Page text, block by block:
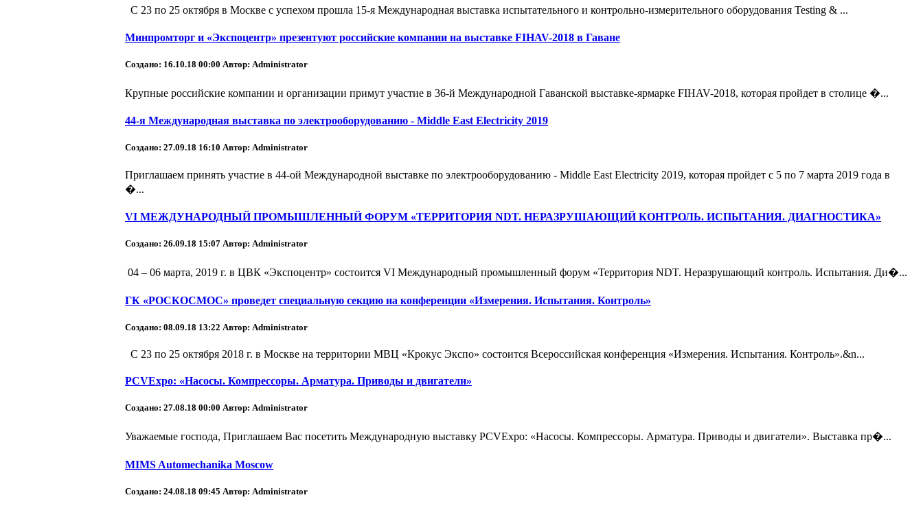
С 23 по 25 октября в Москве с успехом прошла 15-я Международная выставка испытательного и контрольно-измерительного оборудования Testing & ...
Минпромторг и «Экспоцентр» презентуют российские компании на выставке FIHAV-2018 в Гаване
Создано: 16.10.18 00:00 Автор: Administrator
Крупные российские компании и организации примут участие в 36-й Международной Гаванской выставке-ярмарке FIHAV-2018, которая пройдет в столице �...
44-я Международная выставка по электрооборудованию - Middle East Electricity 2019
Создано: 27.09.18 16:10 Автор: Administrator
Приглашаем принять участие в 44-ой Международной выставке по электрооборудованию - Middle East Electricity 2019, которая пройдет с 5 по 7 марта 2019 года в
�...
VI МЕЖДУНАРОДНЫЙ ПРОМЫШЛЕННЫЙ ФОРУМ «ТЕРРИТОРИЯ NDT. НЕРАЗРУШАЮЩИЙ КОНТРОЛЬ. ИСПЫТАНИЯ. ДИАГНОСТИКА»
Создано: 26.09.18 15:07 Автор: Administrator
04 – 06 марта, 2019 г. в ЦВК «Экспоцентр» состоится VI Международный промышленный форум «Территория NDT. Неразрушающий контроль. Испытания. Ди�...
ГК «РОСКОСМОС» проведет специальную секцию на конференции «Измерения. Испытания. Контроль»
Создано: 08.09.18 13:22 Автор: Administrator
С 23 по 25 октября 2018 г. в Москве на территории МВЦ «Крокус Экспо» состоится Всероссийская конференция «Измерения. Испытания. Контроль».&n...
PCVExpo: «Насосы. Компрессоры. Арматура. Приводы и двигатели»
Создано: 27.08.18 00:00 Автор: Administrator
Уважаемые господа, Приглашаем Вас посетить Международную выставку PCVExpo: «Насосы. Компрессоры. Арматура. Приводы и двигатели». Выставка пр�...
MIMS Automechanika Moscow
Создано: 24.08.18 09:45 Автор: Administrator